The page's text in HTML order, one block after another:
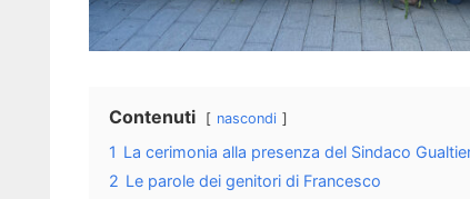
Contenuti nascondi
1 La cerimonia alla presenza del Sindaco
2 Le parole dei genitori di Francesco